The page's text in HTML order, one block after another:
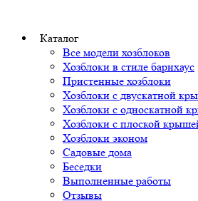
Каталог
Все модели хозблоков
Хозблоки в стиле барнхаус
Пристенные хозблоки
Хозблоки с двускатной
Хозблоки с односкатной
Хозблоки с плоской
Хозблоки эконом
Садовые дома
Беседки
Выполненные работы
Отзывы